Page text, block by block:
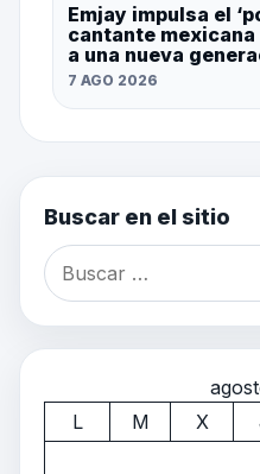
Emjay impulsa el
cantante
a una nueva
7 AGO 2026
Buscar en el sitio
L
M X